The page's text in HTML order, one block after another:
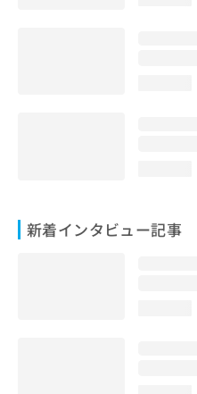
新着インタビュー記事